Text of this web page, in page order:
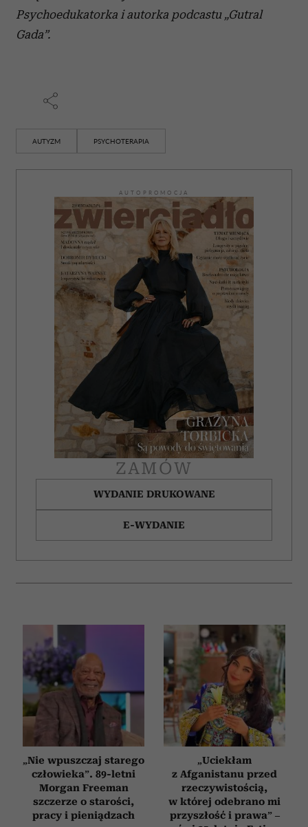
Psychoedukatorka i autorka podcastu „Gutral
Gada”.
AUTYZM PSYCHOTERAPIA
AUTOPROMOCJA
ZAMÓW
WYDANIE DRUKOWANE
E-WYDANIE
„Nie wpuszczaj starego
człowieka”. 89-letni
Morgan Freeman
szczerze o starości,
pracy i pieniądzach
„Uciekłam
z Afganistanu przed
rzeczywistością,
w której odebrano mi
przyszłość i prawa” –